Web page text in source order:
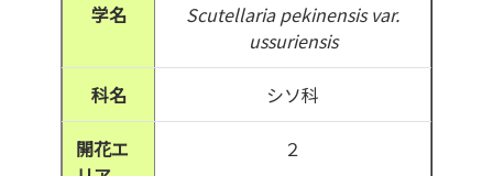
学名
Scutellaria pekinensis var.
ussuriensis
科名 シソ科
開花エ
２